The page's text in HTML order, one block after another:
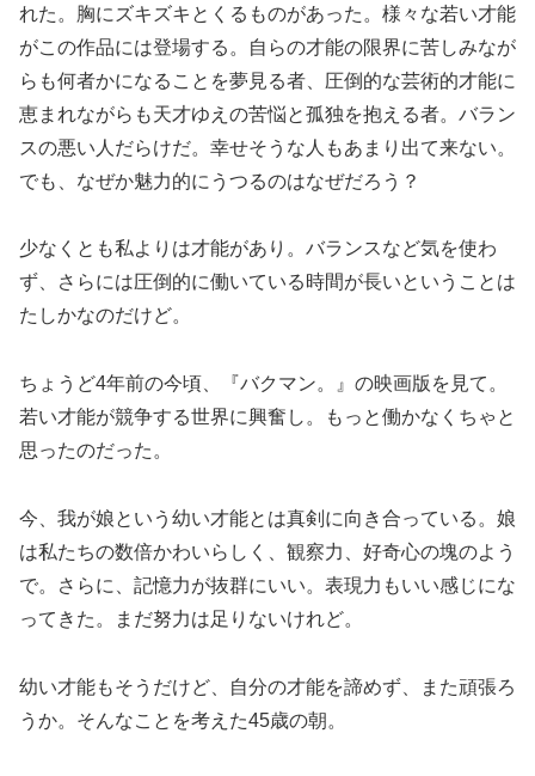
れた。胸にズキズキとくるものがあった。様々な若い才能
がこの作品には登場する。自らの才能の限界に苦しみなが
らも何者かになることを夢見る者、圧倒的な芸術的才能に
恵まれながらも天才ゆえの苦悩と孤独を抱える者。バラン
スの悪い人だらけだ。幸せそうな人もあまり出て来ない。
でも、なぜか魅力的にうつるのはなぜだろう？
少なくとも私よりは才能があり。バランスなど気を使わ
ず、さらには圧倒的に働いている時間が長いということは
たしかなのだけど。
ちょうど4年前の今頃、『バクマン。』の映画版を見て。
若い才能が競争する世界に興奮し。もっと働かなくちゃと
思ったのだった。
今、我が娘という幼い才能とは真剣に向き合っている。娘
は私たちの数倍かわいらしく、観察力、好奇心の塊のよう
で。さらに、記憶力が抜群にいい。表現力もいい感じにな
ってきた。まだ努力は足りないけれど。
幼い才能もそうだけど、自分の才能を諦めず、また頑張ろ
うか。そんなことを考えた45歳の朝。